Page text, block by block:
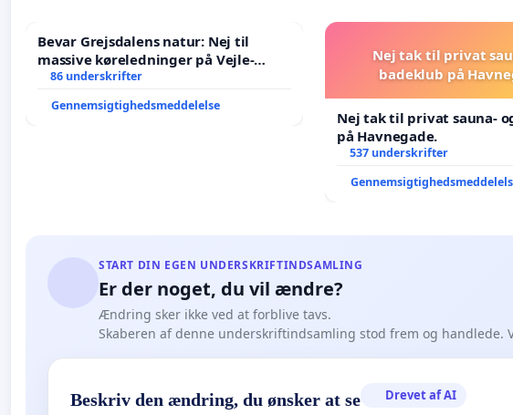
Bevar Grejsdalens natur: Nej til
massive køreledninger på Vejle-
Struer-banen
86 underskrifter
Gennemsigtighedsmeddelelse
Nej tak til privat
badeklub på
Nej tak til privat sauna-
på Havnegade.
537 underskrifter
START DIN EGEN UNDERSKRIFTINDSAMLING
Er der noget, du vil ændre?
Ændring sker ikke ved at forblive tavs.
Skaberen af denne underskriftindsamling stod frem og handlede.
Beskriv den ændring, du ønsker at se Drevet af AI